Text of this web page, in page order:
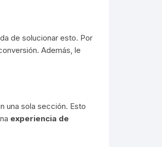
de solucionar esto. Por
Además, le
una sola sección. Esto
experiencia de